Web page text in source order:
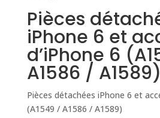
Pièces
iPhone 6 et
d’iPhone 6
A1586 / A1589)
Pièces détachées iPhone 6 et
(A1549 / A1586 / A1589)